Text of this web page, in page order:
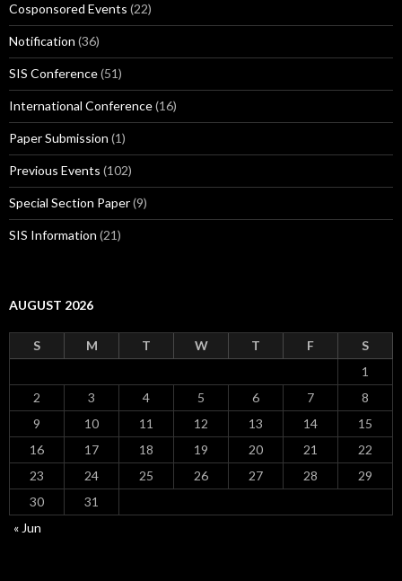
Cosponsored Events (22)
Notification (36)
SIS Conference(51)
International Conference(16)
Paper Submission (1)
Previous Events (102)
Special Section Paper(9)
SIS Information (21)
AUGUST 2026
S M T W T F
S
1
2
3 4 5 6 7
8
9
10 11 12 13 14
15
16
17 18 19 20 21
22
23
24 25 26 27 28
29
30
31
« Jun